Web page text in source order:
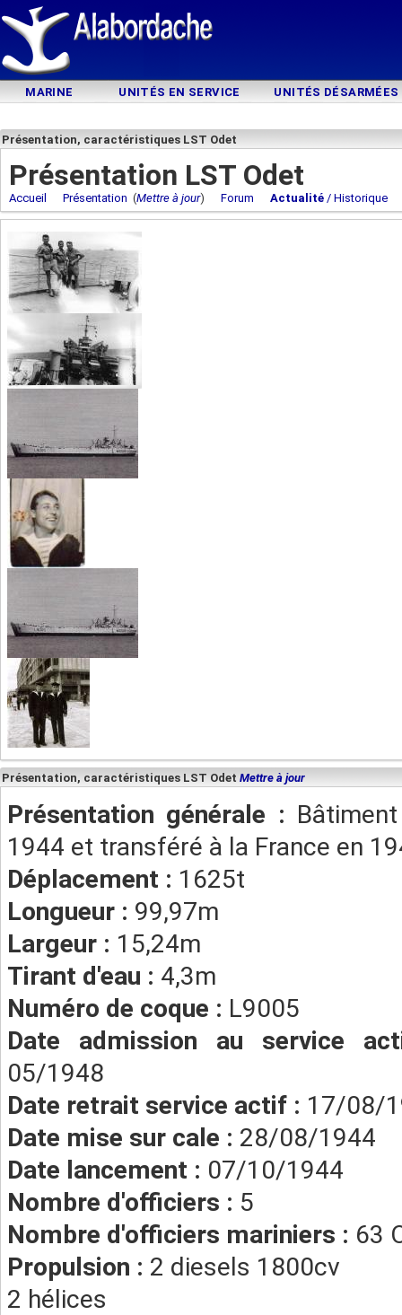
MARINE UNITÉS EN SERVICE UNITÉS DÉSARMÉES
Présentation, caractéristiques LST Odet
Présentation LST Odet
Accueil Présentation (Mettre à jour) Forum Actualité / Historique
Présentation, caractéristiques LST Odet Mettre à jour
Présentation générale :
1944 et transféré à la France en
Déplacement : 1625t
Longueur : 99,97m
Largeur : 15,24m
Tirant d'eau : 4,3m
Numéro de coque : L9005
Date admission au service
05/1948
Date retrait service actif : 17/08/
Date mise sur cale : 28/08/1944
Date lancement : 07/10/1944
Nombre d'officiers : 5
Nombre d'officiers mariniers : 63
Propulsion : 2 diesels 1800cv
2 hélices